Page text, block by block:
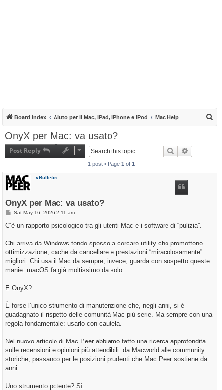
Board index Aiuto per il Mac, iPad, iPhone e iPod Mac Help
OnyX per Mac: va usato?
Post Reply Search
1 post • Page 1 of 1
vBulletin
OnyX per Mac: va usato?
P
s
Sat May 16, 2026 2:11 am
C’è un rapporto psicologico tra gli utenti Mac e i software di “pulizia”.
Chi arriva da Windows tende spesso a cercare utility che promettono
ottimizzazione, cache da cancellare e prestazioni “miracolosamente”
migliori. Chi usa il Mac da sempre, invece, guarda con sospetto queste
manie: macOS fa già moltissimo da solo.
E OnyX?
È forse l’unico strumento di manutenzione che, negli anni, si è
guadagnato il rispetto delle comunità Mac più serie. Ma sempre con una
regola fondamentale: usarlo con cautela.
Nel nuovo articolo di Mac Peer abbiamo fatto una ricerca approfondita
sulle recensioni e opinioni più attendibili: da Macworld alle community
storiche, passando per le posizioni prudenti che Mac Peer sostiene da
anni.
Uno strumento potente? Sì.